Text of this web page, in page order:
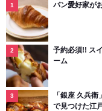
パン愛好家が
予約必須!! ス
ーム
「銀座 久兵
で見つけた江